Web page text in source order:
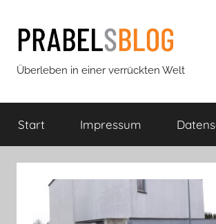
Inhalt
springen
Prabels
Blog
Überleben in einer verrückten Welt
Start Impressum